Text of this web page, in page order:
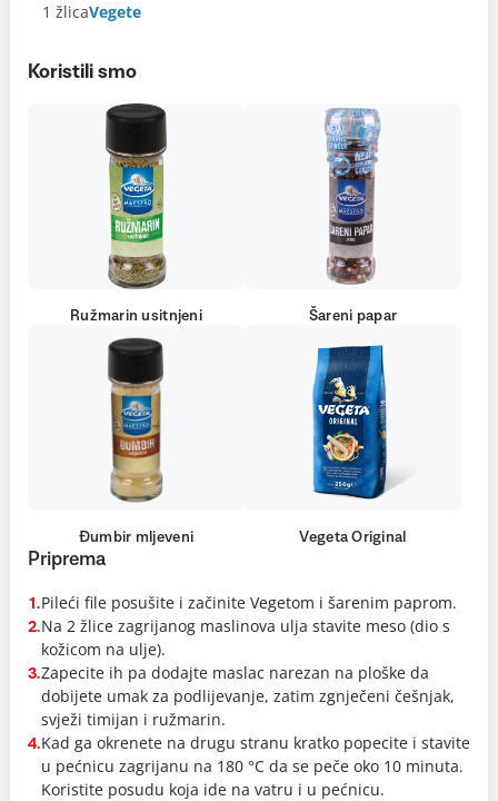
1 žlicaVegete
Koristili smo
Ružmarin usitnjeni Šareni papar
Đumbir mljeveni Vegeta Original
Priprema
1.Pileći file posušite i začinite Vegetom i šarenim paprom.
2.Na 2 žlice zagrijanog maslinova ulja stavite meso (dio s
kožicom na ulje).
3.Zapecite ih pa dodajte maslac narezan na ploške da
dobijete umak za podlijevanje, zatim zgnječeni češnjak,
svježi timijan i ružmarin.
4.Kad ga okrenete na drugu stranu kratko popecite i stavite
u pećnicu zagrijanu na 180 °C da se peče oko 10 minuta.
Koristite posudu koja ide na vatru i u pećnicu.